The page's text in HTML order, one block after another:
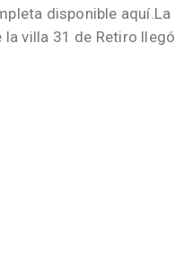
disponible aquí.La
la villa 31 de Retiro llegó